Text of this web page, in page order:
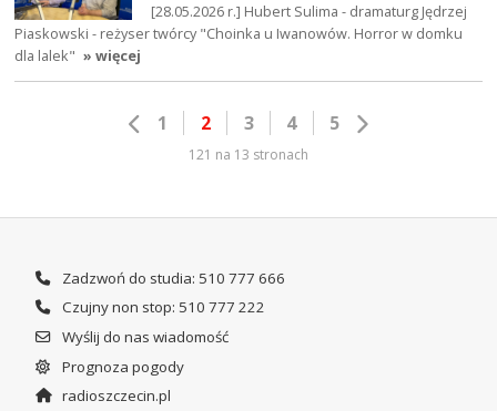
[28.05.2026 r.] Hubert Sulima - dramaturg Jędrzej
Piaskowski - reżyser twórcy "Choinka u Iwanowów. Horror w domku
dla lalek" » więcej
1 2 3 4 5
121 na 13 stronach
Zadzwoń do studia: 510 777 666
Czujny non stop: 510 777 222
Wyślij do nas wiadomość
Prognoza pogody
radioszczecin.pl